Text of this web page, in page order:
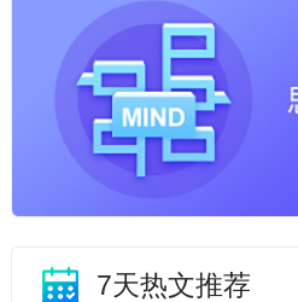
7天热文推荐